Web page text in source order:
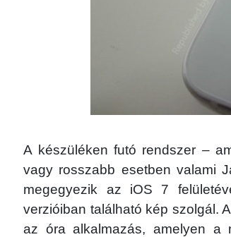
A készüléken futó rendszer –
vagy rosszabb esetben valami
megegyezik az iOS 7
verzióiban található kép szolgál.
az óra alkalmazás, amelyen a